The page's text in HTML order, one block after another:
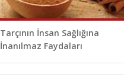
Tarçının İnsan Sağlığına
İnanılmaz Faydaları